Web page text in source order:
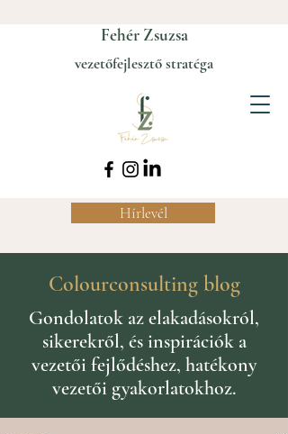
Fehér Zsuzsa
vezetőfejlesztő stratéga
Hírlevél
Colourconsulting blog
Gondolatok az elakadásokról,
sikerekről, és inspirációk a
vezetői fejlődéshez, hatékony
vezetői gyakorlatokhoz.